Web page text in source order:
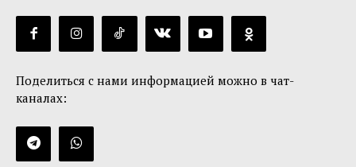
Поделиться с нами информацией можно в чат-
каналах: